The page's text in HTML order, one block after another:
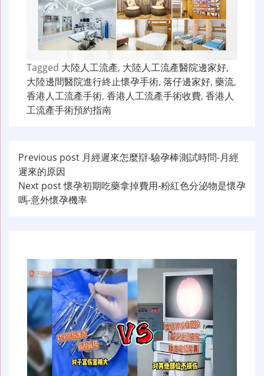
Tagged 大陸人工流產, 大陸人工流產醫院邊家好,
大陸邊間醫院進行終止懷孕手術, 落仔邊家好, 藥流,
香港人工流產手術, 香港人工流產手術收費, 香港人
工流產手術預約指南
文
章
导
Previous post 月經遲來怎麼辯-驗孕棒測試時問-月經
遲來的原因
Next post懷孕初期吃藥拿掉費用-粉紅色分泌物是懷孕
嗎-意外懷孕機率